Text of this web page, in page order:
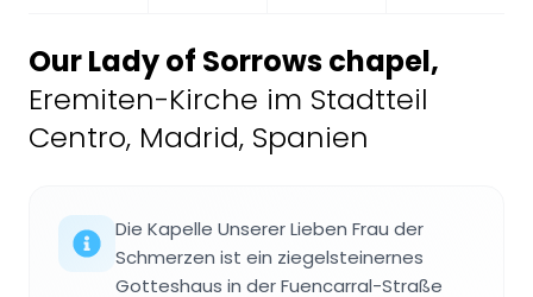
Our Lady of Sorrows chapel,
Eremiten-Kirche im Stadtteil
Centro, Madrid, Spanien
Die Kapelle Unserer Lieben Frau der
Schmerzen ist ein ziegelsteinernes
Gotteshaus in der Fuencarral-Straße